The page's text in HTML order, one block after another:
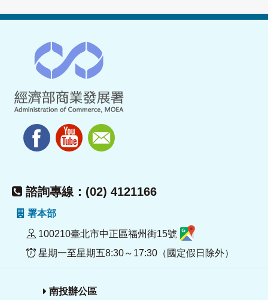
諮詢專線：(02) 4121166
署本部
100210臺北市中正區福州街15號
星期一至星期五8:30～17:30（國定假日除外）
南投辦公區